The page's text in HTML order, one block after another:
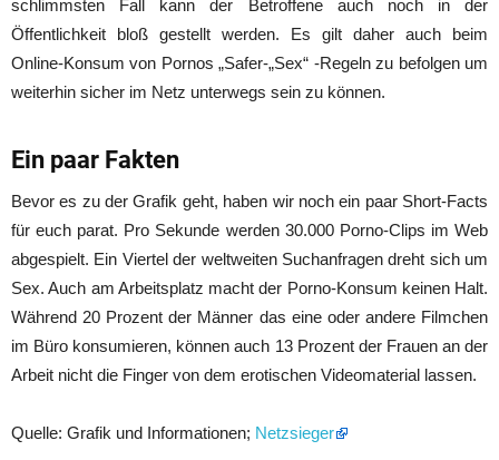
schlimmsten Fall kann der Betroffene auch noch in der
Öffentlichkeit bloß gestellt werden. Es gilt daher auch beim
Online-Konsum von Pornos „Safer-„Sex“ -Regeln zu befolgen um
weiterhin sicher im Netz unterwegs sein zu können.
Ein paar Fakten
Bevor es zu der Grafik geht, haben wir noch ein paar Short-Facts
für euch parat. Pro Sekunde werden 30.000 Porno-Clips im Web
abgespielt. Ein Viertel der weltweiten Suchanfragen dreht sich um
Sex. Auch am Arbeitsplatz macht der Porno-Konsum keinen Halt.
Während 20 Prozent der Männer das eine oder andere Filmchen
im Büro konsumieren, können auch 13 Prozent der Frauen an der
Arbeit nicht die Finger von dem erotischen Videomaterial lassen.
Quelle: Grafik und Informationen; Netzsieger